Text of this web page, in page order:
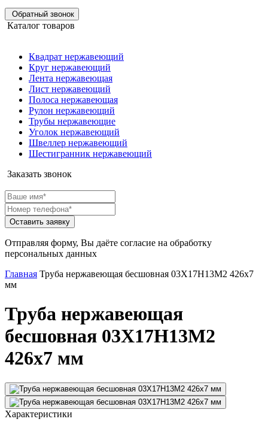
Обратный звонок
Каталог товаров
Квадрат нержавеющий
Круг нержавеющий
Лента нержавеющая
Лист нержавеющий
Полоса нержавеющая
Рулон нержавеющий
Трубы нержавеющие
Уголок нержавеющий
Швеллер нержавеющий
Шестигранник нержавеющий
Заказать звонок
Оставить заявку
Отправляя форму, Вы даёте согласие на обработку
персональных данных
Главная Труба нержавеющая бесшовная 03Х17Н13М2 426х7
мм
Труба нержавеющая
бесшовная 03Х17Н13М2
426х7 мм
Характеристики